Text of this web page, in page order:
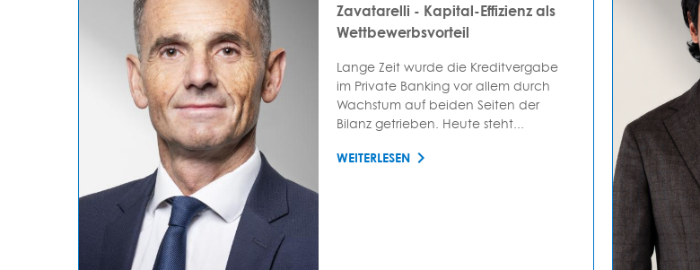
Zavatarelli - Kapital-Effizienz als
Wettbewerbsvorteil
Lange Zeit wurde die Kreditvergabe
im Private Banking vor allem durch
Wachstum auf beiden Seiten der
Bilanz getrieben. Heute steht...
WEITERLESEN